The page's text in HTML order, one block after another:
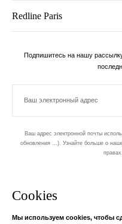
Cookies
Мы используем cookies, чтобы
Redline Paris
Подпишитесь на нашу
Ваш электронный адрес
Ваш адрес электронной почты
обновления ...). Узнайте больше о
правах,
Ваш адрес электронной